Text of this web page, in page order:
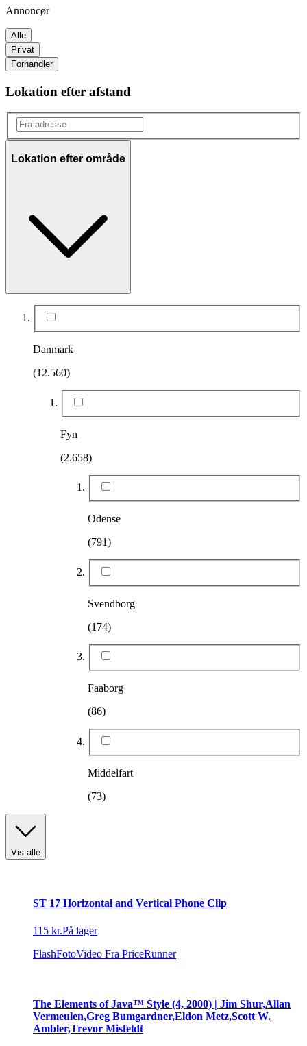
Annoncør
Alle
Privat
Forhandler
Lokation efter afstand
Lokation efter område
Danmark
(12.560)
Fyn
(2.658)
Odense
(791)
Svendborg
(174)
Faaborg
(86)
Middelfart
(73)
Vis alle
Produkttype:
Andet brugskunst
ST 17 Horizontal and Vertical Phone Clip
115 kr.På lager
FlashFotoVideo Fra PriceRunner
The Elements of Java™ Style (4, 2000) | Jim Shur,Allan
Vermeulen,Greg Bumgardner,Eldon Metz,Scott W.
Ambler,Trevor Misfeldt